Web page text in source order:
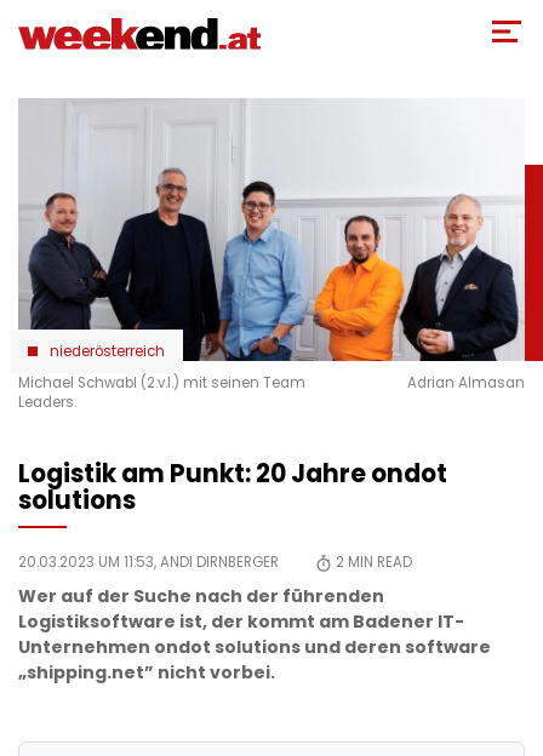
zum
niederösterreich
Michael Schwabl (2.v.l.) mit seinen Team
Leaders.
Adrian Almasan
Logistik am Punkt: 20 Jahre ondot
solutions
20.03.2023 UM 11:53,ANDI DIRNBERGER 2 MIN READ
Wer auf der Suche nach der führenden
Logistiksoftware ist, der kommt am Badener IT-
Unternehmen ondot solutions und deren software
„shipping.net” nicht vorbei.